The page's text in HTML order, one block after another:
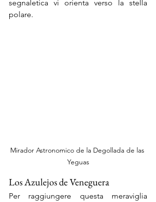
segnaletica vi orienta verso la stella
polare.
Mirador Astronomico de la Degollada de las
Yeguas
Los Azulejos de Veneguera
Per raggiungere questa meraviglia